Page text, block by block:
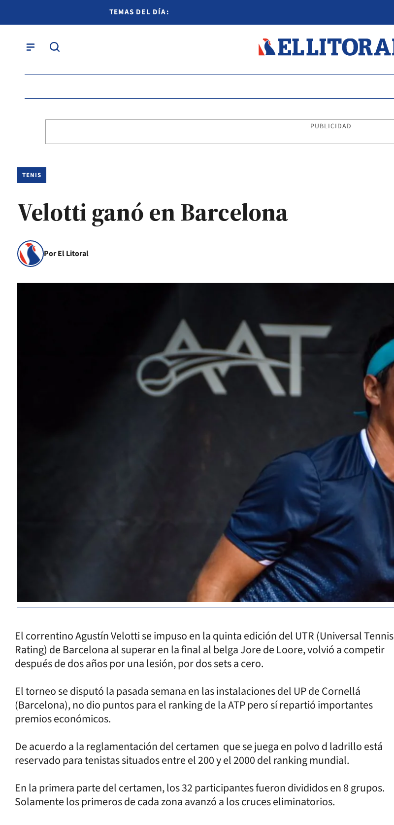
TEMAS DEL DÍA:
PUBLICIDAD
TENIS
Velotti ganó en Barcelona
Por El Litoral
El correntino Agustín Velotti se impuso en la quinta edición del UTR (Universal Tennis
Rating) de Barcelona al superar en la final al belga Jore de Loore, volvió a competir
después de dos años por una lesión, por dos sets a cero.
El torneo se disputó la pasada semana en las instalaciones del UP de Cornellá
(Barcelona), no dio puntos para el ranking de la ATP pero sí repartió importantes
premios económicos.
De acuerdo a la reglamentación del certamen que se juega en polvo d ladrillo está
reservado para tenistas situados entre el 200 y el 2000 del ranking mundial.
En la primera parte del certamen, los 32 participantes fueron divididos en 8 grupos.
Solamente los primeros de cada zona avanzó a los cruces eliminatorios.